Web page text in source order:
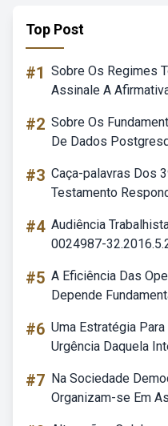
Top Post
#1 Sobre Os Regimes
Assinale A
#2 Sobre Os
De Dados
#3 Caça-palavras Dos
Testamento
#4 Audiência
0024987-
#5 A Eficiência Das
Depende
#6 Uma Estratégia
Urgência Daquela
#7 Na Sociedade
Organizam-se Em